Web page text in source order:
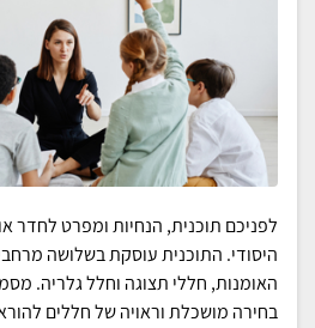
לפניכם תוכנית, הנחיות ומפרט לחדר
היסודי. התוכנית עוסקת בשלושה
האומנות, חללי תצוגה וחלל גלריה.
בחירה מושכלת וראויה של חללים